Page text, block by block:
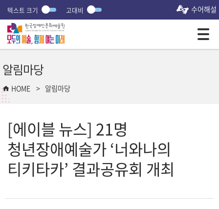
텍스트 크기 고대비 수어해설
알림마당
HOME 알림마당
[에이블 뉴스] 21명
청년장애예술가 ‘너와나의
티키타카’ 결과공유회 개최